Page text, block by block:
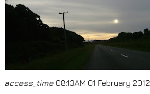
access_time 08:13AM 01 February 2012